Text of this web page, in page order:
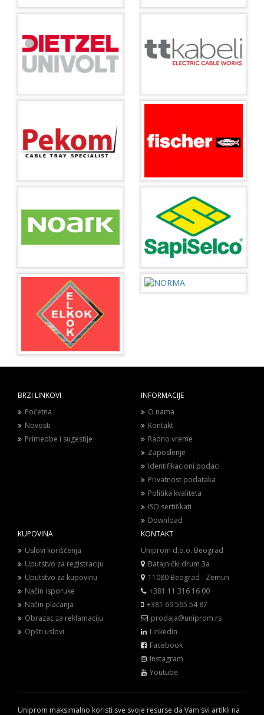
BRZI LINKOVI
Početna
Novosti
Primedbe i sugestije
INFORMACIJE
O nama
Kontakt
Radno vreme
Zaposlenje
Identifikacioni podaci
Privatnost podataka
Politika kvaliteta
ISO sertifikati
Download
KUPOVINA
Uslovi korišćenja
Uputstvo za registraciju
Uputstvo za kupovinu
Način isporuke
Način plaćanja
Obrazac za reklamaciju
Opšti uslovi
KONTAKT
Uniprom d.o.o. Beograd
Batajnički drum 3a
11080 Beograd - Zemun
+381 11 316 16 00
+381 69 565 54 87
prodaja@uniprom.rs
Linkedin
Facebook
Instagram
Youtube
Uniprom maksimalno koristi sve svoje resurse da Vam svi artikli na